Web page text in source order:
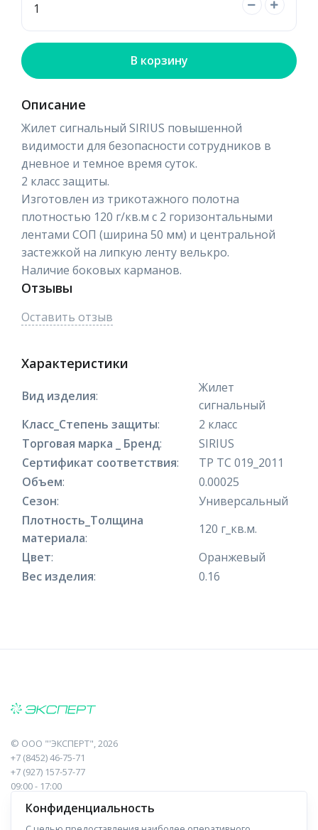
В корзину
Описание
Жилет сигнальный SIRIUS повышенной
видимости для безопасности сотрудников в
дневное и темное время суток.
2 класс защиты.
Изготовлен из трикотажного полотна
плотностью 120 г/кв.м с 2 горизонтальными
лентами СОП (ширина 50 мм) и центральной
застежкой на липкую ленту велькро.
Наличие боковых карманов.
Отзывы
Оставить отзыв
Характеристики
Вид изделия:
Жилет
сигнальный
Класс_Степень защиты:
2 класс
Торговая марка _ Бренд:
SIRIUS
Сертификат соответствия:
ТР ТС 019_2011
Объем:
0.00025
Сезон:
Универсальный
Плотность_Толщина
материала:
120 г_кв.м.
Цвет:
Оранжевый
Вес изделия: 0.16
© ООО "'ЭКСПЕРТ", 2026
+7 (8452) 46-75-71
+7 (927) 157-57-77
09:00 - 17:00
410017, Саратов, Пугачева, 10 к1, оф.23
Конфиденциальность